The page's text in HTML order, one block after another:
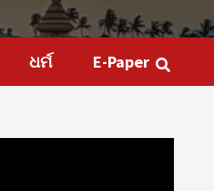
ଧର୍ମ E-Paper